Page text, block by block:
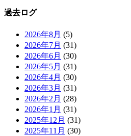
過去ログ
2026年8月 (5)
2026年7月 (31)
2026年6月 (30)
2026年5月 (31)
2026年4月 (30)
2026年3月 (31)
2026年2月 (28)
2026年1月 (31)
2025年12月 (31)
2025年11月 (30)